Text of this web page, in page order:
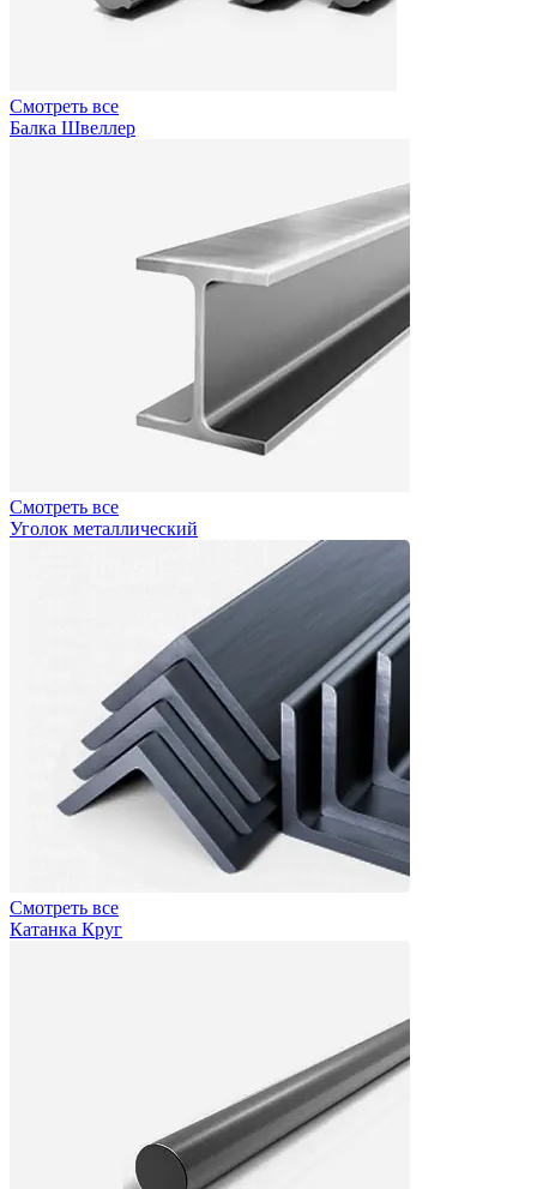
Смотреть все
Балка Швеллер
Смотреть все
Уголок металлический
Смотреть все
Катанка Круг